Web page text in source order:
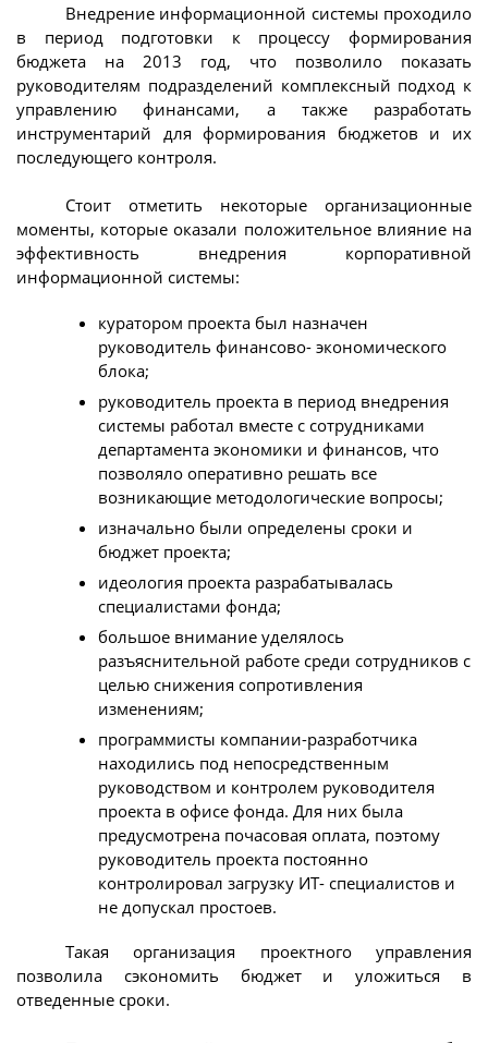
Внедрение информационной системы проходило
в период подготовки к процессу формирования
бюджета на 2013 год, что позволило показать
руководителям подразделений комплексный подход к
управлению финансами, а также разработать
инструментарий для формирования бюджетов и их
последующего контроля.
Стоит отметить некоторые организационные
моменты, которые оказали положительное влияние на
эффективность внедрения корпоративной
информационной системы:
куратором проекта был назначен
руководитель финансово- экономического
блока;
руководитель проекта в период внедрения
системы работал вместе с сотрудниками
департамента экономики и финансов, что
позволяло оперативно решать все
возникающие методологические вопросы;
изначально были определены сроки и
бюджет проекта;
идеология проекта разрабатывалась
специалистами фонда;
большое внимание уделялось
разъяснительной работе среди сотрудников с
целью снижения сопротивления
изменениям;
программисты компании-разработчика
находились под непосредственным
руководством и контролем руководителя
проекта в офисе фонда. Для них была
предусмотрена почасовая оплата, поэтому
руководитель проекта постоянно
контролировал загрузку ИТ- специалистов и
не допускал простоев.
Такая организация проектного управления
позволила сэкономить бюджет и уложиться в
отведенные сроки.